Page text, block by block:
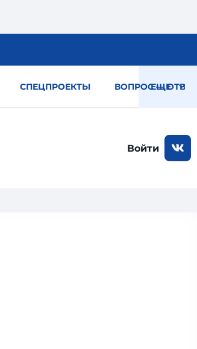
СПЕЦПРОЕКТЫ ВОПРОС — ОТВЕТ
ЕЩЕ
Войти